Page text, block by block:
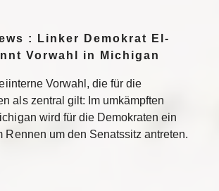
: Linker Demokrat El-
Vorwahl in Michigan
Vorwahl, die für die
als zentral gilt: Im umkämpften
wird für die Demokraten ein
Rennen um den Senatssitz antreten.